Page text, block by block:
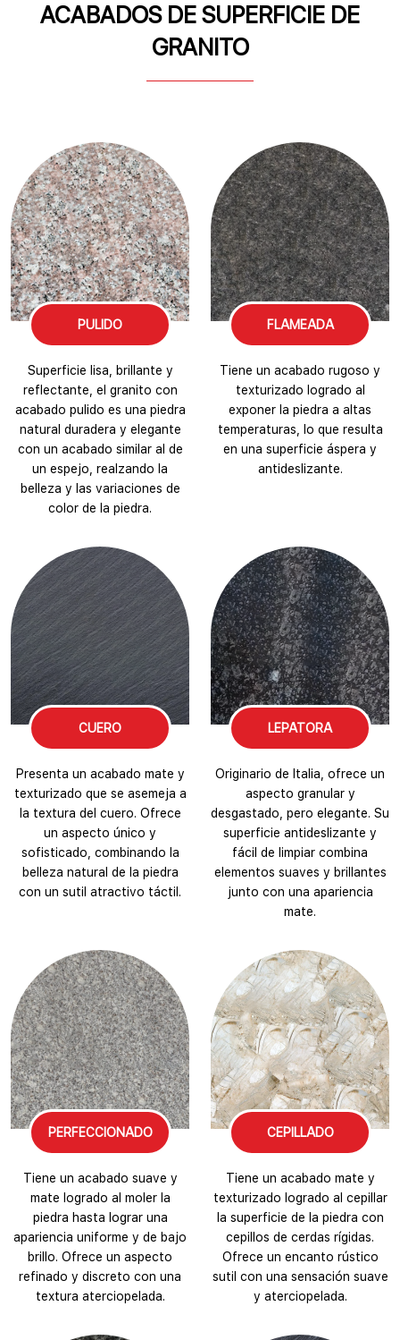
ACABADOS DE SUPERFICIE DE
GRANITO
PULIDO
Superficie lisa, brillante y
reflectante, el granito con
acabado pulido es una piedra
natural duradera y elegante
con un acabado similar al de
un espejo, realzando la
belleza y las variaciones de
color de la piedra.
FLAMEADA
Tiene un acabado rugoso y
texturizado logrado al
exponer la piedra a altas
temperaturas, lo que resulta
en una superficie áspera y
antideslizante.
CUERO
Presenta un acabado mate y
texturizado que se asemeja a
la textura del cuero. Ofrece
un aspecto único y
sofisticado, combinando la
belleza natural de la piedra
con un sutil atractivo táctil.
LEPATORA
Originario de Italia, ofrece un
aspecto granular y
desgastado, pero elegante. Su
superficie antideslizante y
fácil de limpiar combina
elementos suaves y brillantes
junto con una apariencia
mate.
PERFECCIONADO
Tiene un acabado suave y
mate logrado al moler la
piedra hasta lograr una
apariencia uniforme y de bajo
brillo. Ofrece un aspecto
refinado y discreto con una
textura aterciopelada.
CEPILLADO
Tiene un acabado mate y
texturizado logrado al cepillar
la superficie de la piedra con
cepillos de cerdas rígidas.
Ofrece un encanto rústico
sutil con una sensación suave
y aterciopelada.